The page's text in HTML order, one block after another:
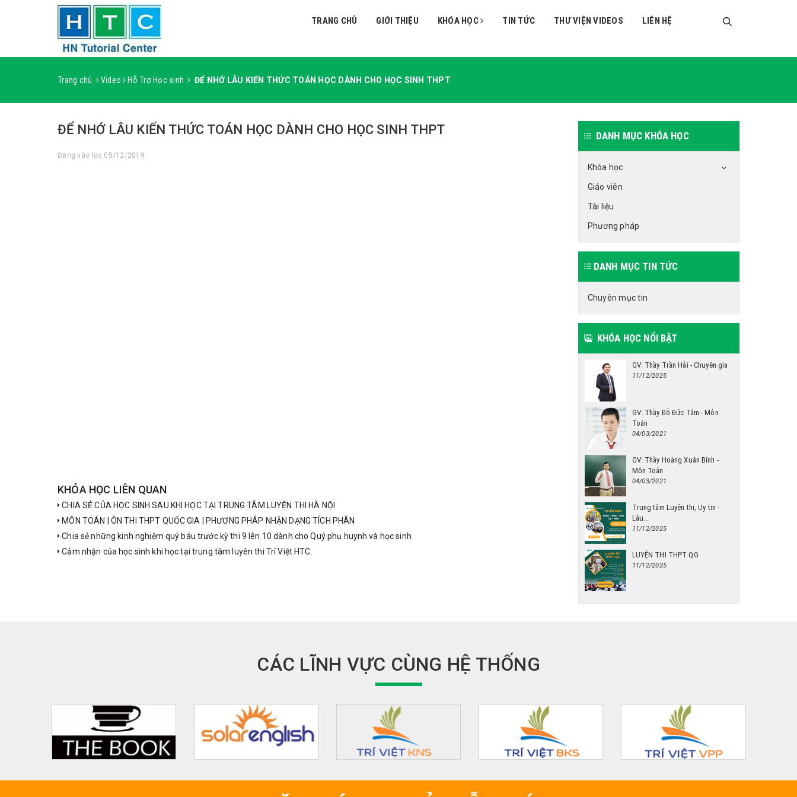
TRANG CHỦ GIỚI THIỆU KHÓA HỌC TIN TỨC THƯ VIỆN VIDEOS LIÊN HỆ
Trang chủ Video Hỗ Trợ Học sinh ĐỂ NHỚ LÂU KIẾN THỨC TOÁN HỌC DÀNH CHO HỌC SINH THPT
ĐỂ NHỚ LÂU KIẾN THỨC TOÁN HỌC DÀNH CHO HỌC SINH THPT
Đăng vào lúc 05/12/2019
KHÓA HỌC LIÊN QUAN
CHIA SẺ CỦA HỌC SINH SAU KHI HỌC TẠI TRUNG TÂM LUYỆN THI HÀ NỘI
MÔN TOÁN | ÔN THI THPT QUỐC GIA | PHƯƠNG PHÁP NHẬN DẠNG TÍCH PHÂN
Chia sẻ những kinh nghiệm quý báu trước kỳ thi 9 lên 10 dành cho Quý phụ huynh và học sinh
Cảm nhận của học sinh khi học tại trung tâm luyên thi Trí Việt HTC.
DANH MỤC KHÓA HỌC
Khóa học
Giáo viên
Tài liệu
Phương pháp
DANH MỤC TIN TỨC
Chuyên mục tin
KHÓA HỌC NỔI BẬT
GV: Thầy Trần Hải - Chuyên gia
11/12/2025
GV: Thầy Đỗ Đức Tâm - Môn
Toán
04/03/2021
GV: Thầy Hoàng Xuân Bính -
Môn Toán
04/03/2021
Trung tâm Luyện thi, Uy tin -
Lâu...
11/12/2025
LUYỆN THI THPT QG
11/12/2025
CÁC LĨNH VỰC CÙNG HỆ THỐNG